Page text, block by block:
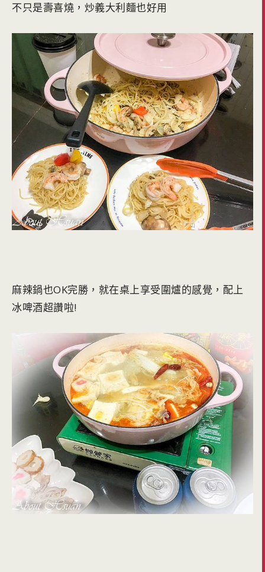
不只是壽喜燒，炒義大利麵也好用
麻辣鍋也OK完勝，就在桌上享受圍爐的感覺，配上
冰啤酒超讚啦!